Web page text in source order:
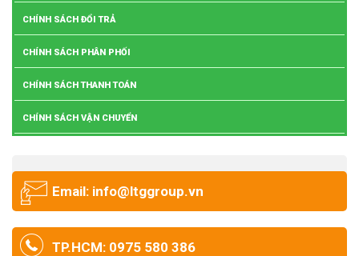
CHÍNH SÁCH ĐỔI TRẢ
CHÍNH SÁCH PHÂN PHỐI
CHÍNH SÁCH THANH TOÁN
CHÍNH SÁCH VẬN CHUYỂN
Email: info@ltggroup.vn
TP.HCM: 0975 580 386